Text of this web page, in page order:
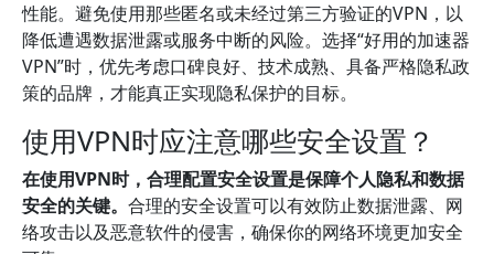
性能。避免使用那些匿名或未经过第三方验证的VPN，以
降低遭遇数据泄露或服务中断的风险。选择“好用的加速器
VPN”时，优先考虑口碑良好、技术成熟、具备严格隐私政
策的品牌，才能真正实现隐私保护的目标。
使用VPN时应注意哪些安全设置？
在使用VPN时，合理配置安全设置是保障个人隐私和数据
安全的关键。 合理的安全设置可以有效防止数据泄露、网
络攻击以及恶意软件的侵害，确保你的网络环境更加安全